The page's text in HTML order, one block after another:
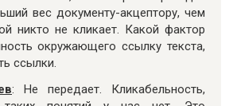
вес документу-акцептору, чем
никто не кликает. Какой фактор
окружающего ссылку текста,
ссылки.
: Не передает. Кликабельность,